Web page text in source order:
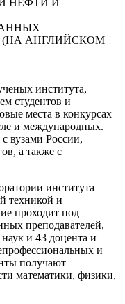
(НА АНГЛИЙСКОМ
института,
студентов и
места в конкурсах
и международных.
вузами России,
а также с
института
техникой и
проходит под
преподавателей,
и 43 доцента и
и
получают
математики, физики,